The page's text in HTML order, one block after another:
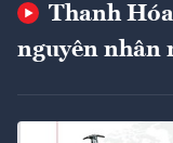
Thanh
nguyên nhân